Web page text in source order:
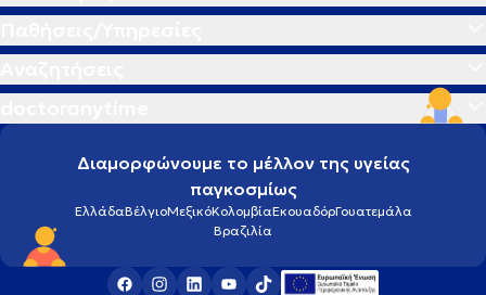
Διαμορφώνουμε το μέλλον της υγείας
παγκοσμίως
ΕλλάδαΒέλγιοΜεξικόΚολομβίαΕκουαδόρΓουατεμάλα
Βραζιλία